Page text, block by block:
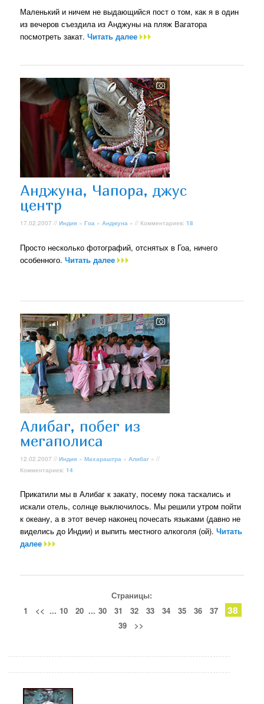
Маленький и ничем не выдающийся пост о том, как я в один
из вечеров съездила из Анджуны на пляж Вагатора
посмотреть закат.Читать далее
Анджуна, Чапора, джус
центр
17.02.2007 //Индия »Гоа »Анджуна » // Комментариев:18
Просто несколько фотографий, отснятых в Гоа, ничего
особенного.Читать далее
Алибаг, побег из
мегаполиса
12.02.2007 //Индия »Махараштра »Алибаг » //
Комментариев:14
Прикатили мы в Алибаг к закату, посему пока таскались и
искали отель, солнце выключилось. Мы решили утром пойти
к океану, а в этот вечер наконец почесать языками (давно не
виделись до Индии) и выпить местного алкоголя (ой).Читать
далее
Страницы:
1
<< ... 10 20 ... 30 31 32 33 34 35 36 37 38
39 >>